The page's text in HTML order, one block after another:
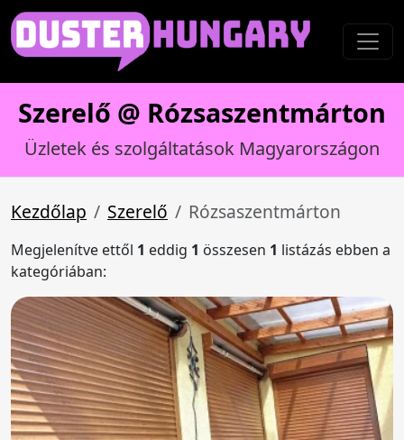
Szerelő @ Rózsaszentmárton
Üzletek és szolgáltatások Magyarországon
Kezdőlap Szerelő Rózsaszentmárton
Megjelenítve ettől 1 eddig 1 összesen 1 listázás ebben a
kategóriában: